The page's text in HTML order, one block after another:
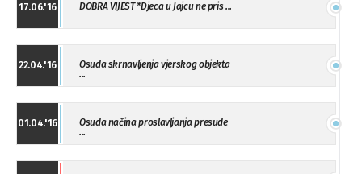
17.06.'16 DOBRA VIJEST *Djeca u Jajcu ne pris ...
22.04.'16
Osuda skrnavljenja vjerskog objekta
...
01.04.'16
Osuda načina proslavljanja presude
...